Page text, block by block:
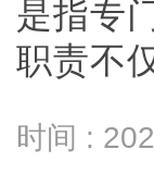
是指专
职责不
时间 :